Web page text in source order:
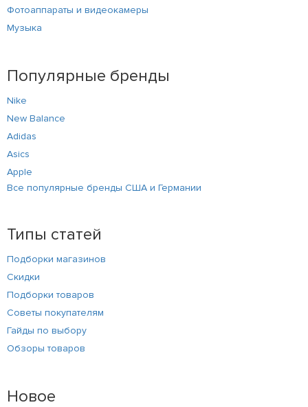
Фотоаппараты и видеокамеры
Музыка
Популярные бренды
Nike
New Balance
Adidas
Asics
Apple
Все популярные бренды США и Германии
Типы статей
Подборки магазинов
Скидки
Подборки товаров
Советы покупателям
Гайды по выбору
Обзоры товаров
Новое